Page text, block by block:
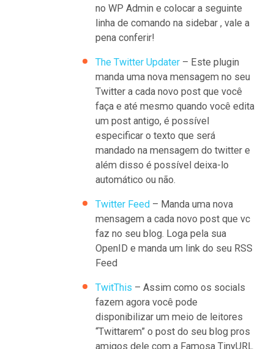
no WP Admin e colocar a seguinte
linha de comando na sidebar , vale a
pena conferir!
The Twitter Updater – Este plugin
manda uma nova mensagem no seu
Twitter a cada novo post que você
faça e até mesmo quando você edita
um post antigo, é possível
especificar o texto que será
mandado na mensagem do twitter e
além disso é possível deixa-lo
automático ou não.
Twitter Feed – Manda uma nova
mensagem a cada novo post que vc
faz no seu blog. Loga pela sua
OpenID e manda um link do seu RSS
Feed
TwitThis – Assim como os socials
fazem agora você pode
disponibilizar um meio de leitores
“Twittarem” o post do seu blog pros
amigos dele com a Famosa TinyURL